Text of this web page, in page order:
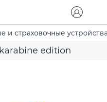
и страховочные
edition